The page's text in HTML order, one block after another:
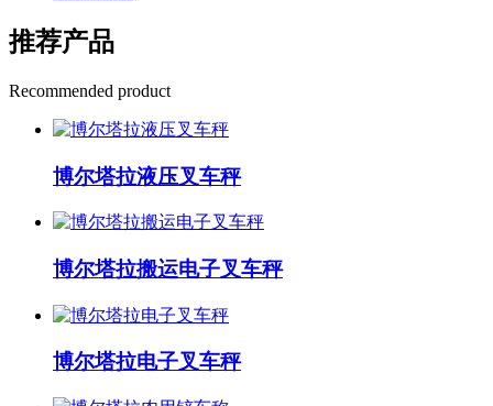
推荐产品
Recommended product
博尔塔拉液压叉车秤
博尔塔拉搬运电子叉车秤
博尔塔拉电子叉车秤